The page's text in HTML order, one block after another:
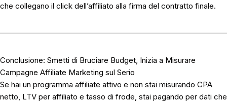
che collegano il click dell’affiliato alla firma del contratto finale.
Conclusione: Smetti di Bruciare Budget, Inizia a Misurare
Campagne Affiliate Marketing sul Serio
Se hai un programma affiliate attivo e non stai misurando CPA
netto, LTV per affiliato e tasso di frode, stai pagando per dati che